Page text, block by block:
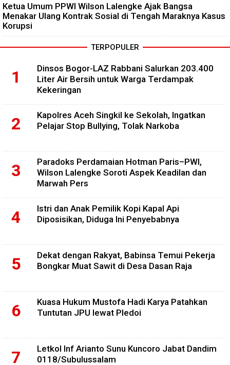
Ketua Umum PPWI Wilson Lalengke Ajak Bangsa
Menakar Ulang Kontrak Sosial di Tengah Maraknya Kasus
Korupsi
TERPOPULER
Dinsos Bogor-LAZ Rabbani Salurkan 203.400
Liter Air Bersih untuk Warga Terdampak
Kekeringan
Kapolres Aceh Singkil ke Sekolah, Ingatkan
Pelajar Stop Bullying, Tolak Narkoba
Paradoks Perdamaian Hotman Paris–PWI,
Wilson Lalengke Soroti Aspek Keadilan dan
Marwah Pers
Istri dan Anak Pemilik Kopi Kapal Api
Diposisikan, Diduga Ini Penyebabnya
Dekat dengan Rakyat, Babinsa Temui Pekerja
Bongkar Muat Sawit di Desa Dasan Raja
Kuasa Hukum Mustofa Hadi Karya Patahkan
Tuntutan JPU lewat Pledoi
Letkol Inf Arianto Sunu Kuncoro Jabat Dandim
0118/Subulussalam